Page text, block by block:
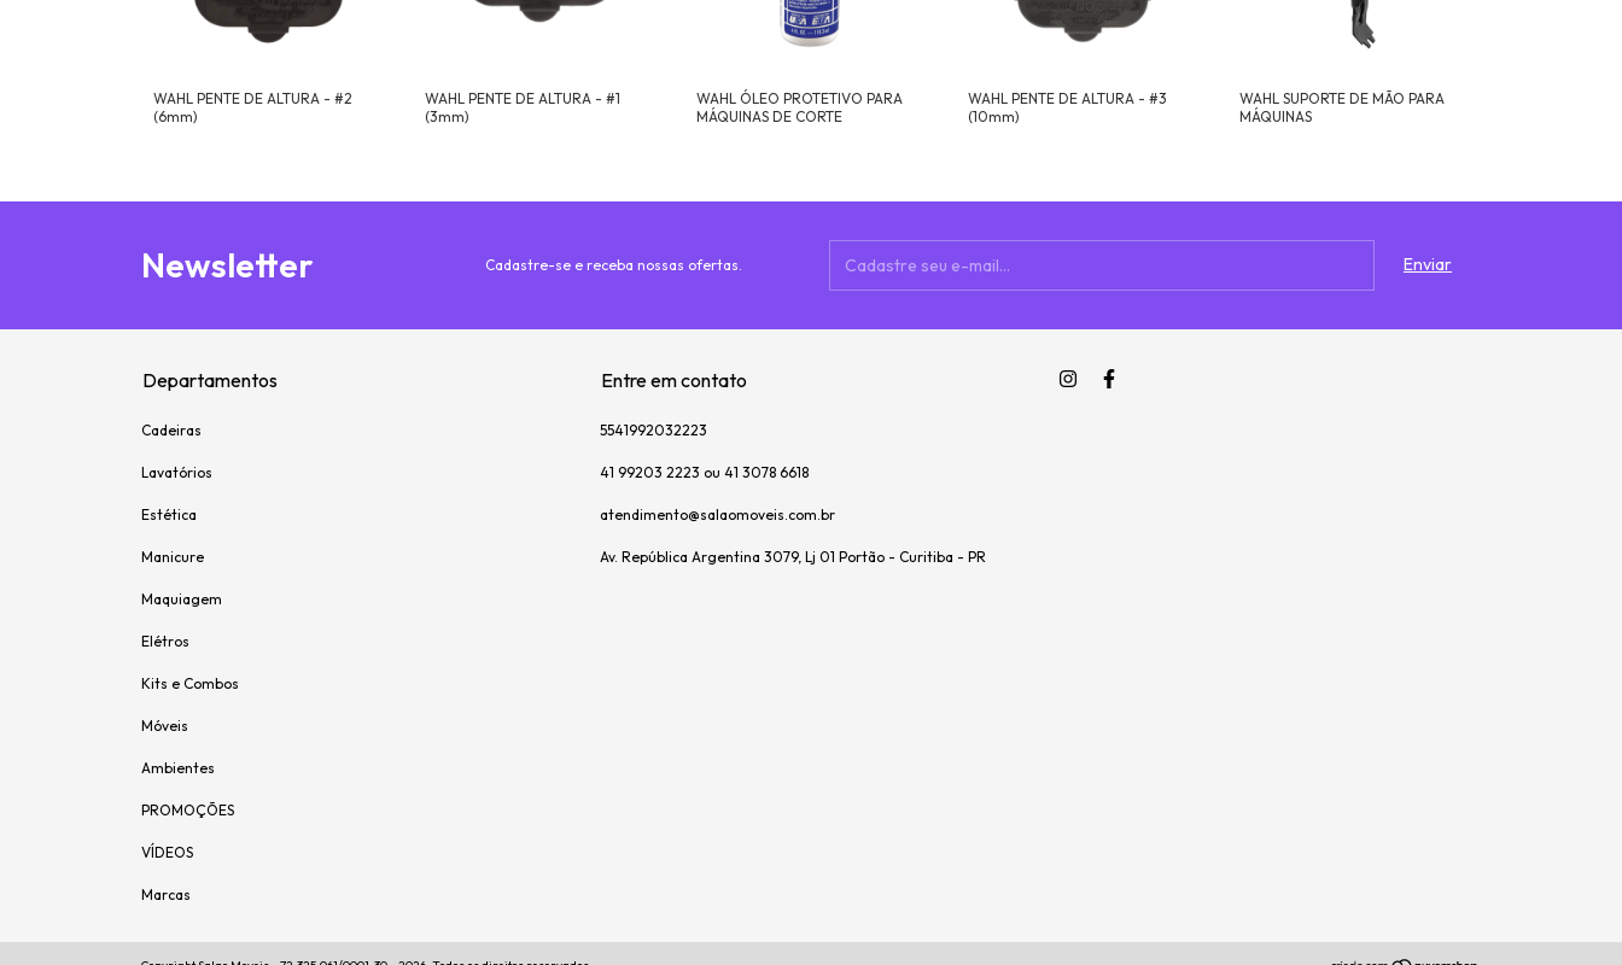
WAHL PENTE DE ALTURA - #2
(6mm)
WAHL PENTE DE ALTURA - #1
(3mm)
WAHL ÓLEO PROTETIVO PARA
MÁQUINAS DE CORTE
WAHL PENTE DE ALTURA - #3
(10mm)
WAHL SUPORTE DE MÃO PARA
MÁQUINAS
Newsletter Cadastre-se e receba nossas ofertas.
Departamentos
Cadeiras
Lavatórios
Estética
Manicure
Maquiagem
Elétros
Kits e Combos
Móveis
Ambientes
PROMOÇÕES
VÍDEOS
Marcas
Entre em contato
5541992032223
41 99203 2223 ou 41 3078 6618
atendimento@salaomoveis.com.br
Av. República Argentina 3079, Lj 01 Portão - Curitiba - PR